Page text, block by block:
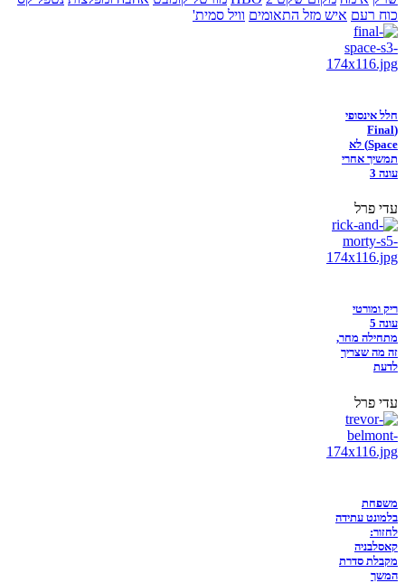
כוח רעם איש מזל התאומים וויל סמית'
חלל אינסופי
(Final
Space) לא
תמשיך אחרי
עונה 3
עדי פרל
ריק ומורטי
עונה 5
מתחילה מחר,
זה מה שצריך
לדעת
עדי פרל
משפחת
בלמונט עתידה
לחזור:
קאסלבניה
מקבלת סדרת
המשך